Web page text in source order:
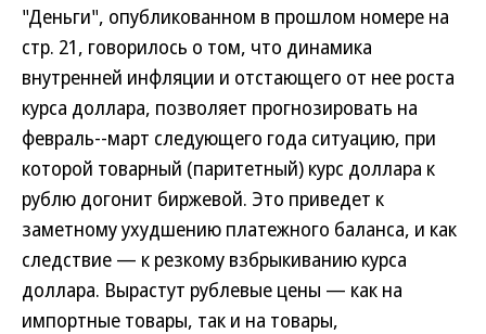
"Деньги", опубликованном в прошлом номере на
стр. 21, говорилось о том, что динамика
внутренней инфляции и отстающего от нее роста
курса доллара, позволяет прогнозировать на
февраль--март следующего года ситуацию, при
которой товарный (паритетный) курс доллара к
рублю догонит биржевой. Это приведет к
заметному ухудшению платежного баланса, и как
следствие — к резкому взбрыкиванию курса
доллара. Вырастут рублевые цены — как на
импортные товары, так и на товары,